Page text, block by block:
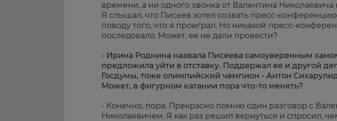
времени, а ни одного звонка от Валентина Николаевича
Я слышал, что Писеев хотел созвать пресс-
поводу того, что я проиграл. Но никакой пресс-
последовало. Может, ее не дали провести?
- Ирина Роднина назвала Писеева самоуверенным
предложила уйти в отставку. Поддержал ее и другой
Госдумы, тоже олимпийский чемпион - Антон
Может, в фигурном катании пора что-то менять?
- Конечно, пора. Прекрасно помню один разговор с
Николаевичем. Я как раз решил вернуться и спросил,